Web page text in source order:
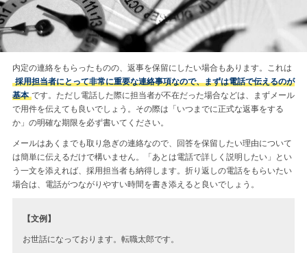
内定の連絡をもらったものの、返事を保留にしたい場合もあります。これは
採用担当者にとって非常に重要な連絡事項なので、まずは電話で伝えるのが
基本 です。ただし電話した際に担当者が不在だった場合などは、まずメール
で用件を伝えても良いでしょう。その際は「いつまでに正式な返事をする
か」の明確な期限を必ず書いてください。
メールはあくまでも取り急ぎの連絡なので、回答を保留したい理由について
は簡単に伝えるだけで構いません。「あとは電話で詳しく説明したい」とい
う一文を添えれば、採用担当者も納得します。折り返しの電話をもらいたい
場合は、電話がつながりやすい時間を書き添えると良いでしょう。
【文例】
お世話になっております。転職太郎です。